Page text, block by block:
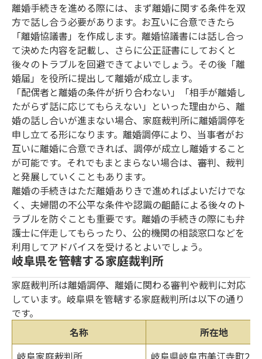
離婚手続きを進める際には、まず離婚に関する条件を双
方で話し合う必要があります。お互いに合意できたら
「離婚協議書」を作成します。離婚協議書には話し合っ
て決めた内容を記載し、さらに公正証書にしておくと
後々のトラブルを回避できてよいでしょう。その後「離
婚届」を役所に提出して離婚が成立します。
「配偶者と離婚の条件が折り合わない」「相手が離婚し
たがらず話に応じてもらえない」といった理由から、離
婚の話し合いが進まない場合、家庭裁判所に離婚調停を
申し立てる形になります。離婚調停により、当事者がお
互いに離婚に合意できれば、調停が成立し離婚すること
が可能です。それでもまとまらない場合は、審判、裁判
と発展していくこともあります。
離婚の手続きはただ離婚ありきで進めればよいだけでな
く、夫婦間の不公平な条件や認識の齟齬による後々のト
ラブルを防ぐことも重要です。離婚の手続きの際にも弁
護士に伴走してもらったり、公的機関の相談窓口などを
利用してアドバイスを受けるとよいでしょう。
岐阜県を管轄する家庭裁判所
家庭裁判所は離婚調停、離婚に関わる審判や裁判に対応
しています。岐阜県を管轄する家庭裁判所は以下の通り
です。
名称
所在地
岐阜家庭裁判所
岐阜県岐阜市美江寺町2-